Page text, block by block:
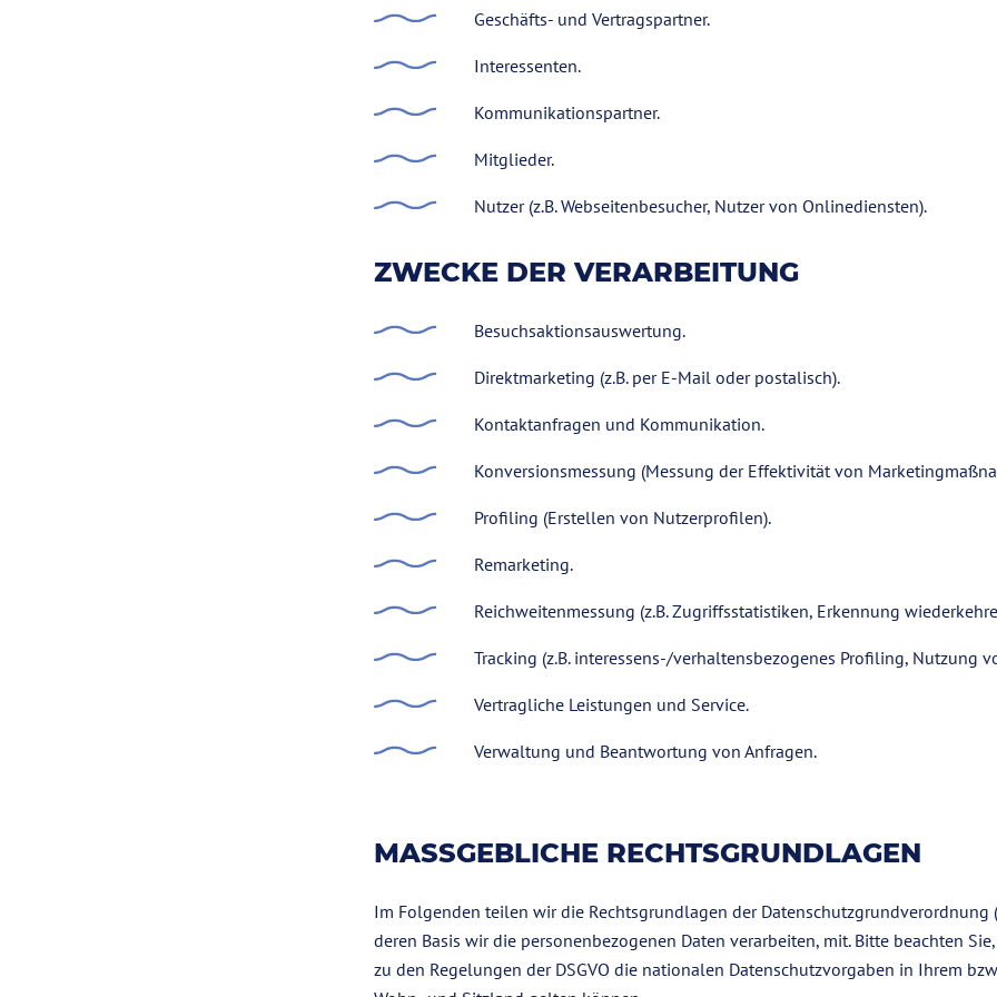
Geschäfts- und Vertragspartner.
Interessenten.
Kommunikationspartner.
Mitglieder.
Nutzer (z.B. Webseitenbesucher, Nutzer von Onlinediensten).
ZWECKE DER VERARBEITUNG
Besuchsaktionsauswertung.
Direktmarketing (z.B. per E-Mail oder postalisch).
Kontaktanfragen und Kommunikation.
Konversionsmessung (Messung der Effektivität von
Profiling (Erstellen von Nutzerprofilen).
Remarketing.
Reichweitenmessung (z.B. Zugriffsstatistiken, Erkennung
Tracking (z.B. interessens-/verhaltensbezogenes Profiling, Nutzung
Vertragliche Leistungen und Service.
Verwaltung und Beantwortung von Anfragen.
MASSGEBLICHE RECHTSGRUNDLAGEN
Im Folgenden teilen wir die Rechtsgrundlagen der Datenschutzgrundverordnung
deren Basis wir die personenbezogenen Daten verarbeiten, mit. Bitte beachten
zu den Regelungen der DSGVO die nationalen Datenschutzvorgaben in Ihrem